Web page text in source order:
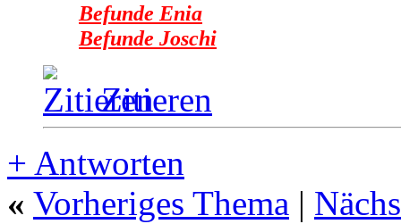
Befunde Enia
Befunde Joschi
Zitieren
+ Antworten
« Vorheriges Thema |